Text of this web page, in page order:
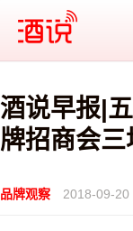
酒说
酒说早报|
牌招商会
品牌观察 2018-09-20